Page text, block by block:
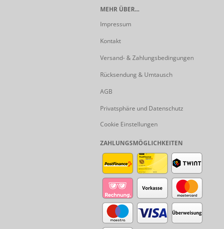
MEHR ÜBER...
Impressum
Kontakt
Versand- & Zahlungsbedingungen
Rücksendung & Umtausch
AGB
Privatsphäre und Datenschutz
Cookie Einstellungen
ZAHLUNGSMÖGLICHKEITEN